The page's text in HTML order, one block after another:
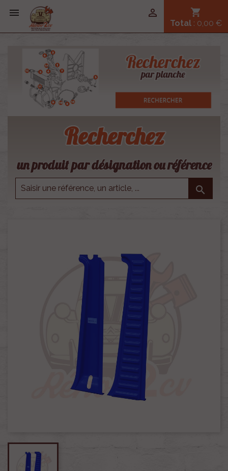
 shopping_cart
Total : 0,00 €

Recherchez
un produit par désignation ou référence
